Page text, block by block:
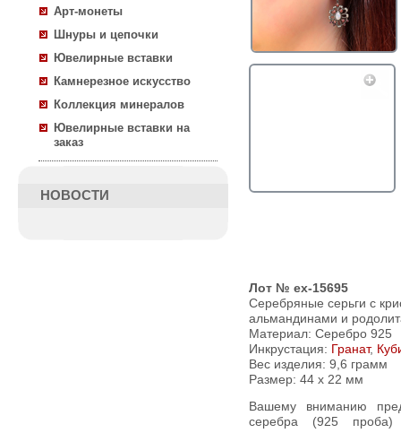
Арт-монеты
Шнуры и цепочки
Ювелирные вставки
Камнерезное искусство
Коллекция минералов
Ювелирные вставки на
заказ
НОВОСТИ
Лот № ex-15695
Серебряные серьги с
альмандинами и
Материал: Серебро 925
Инкрустация: Гранат,
Вес изделия: 9,6 грамм
Размер: 44 х 22 мм
Вашему вниманию предлагаются серьги из стерлингового
серебра (925 проба)